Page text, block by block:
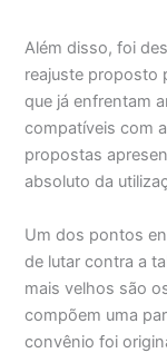
Além disso, foi
reajuste proposto
que já enfrentam
compatíveis com
propostas
absoluto da
Um dos pontos
de lutar contra a
mais velhos são
compõem uma
convênio foi